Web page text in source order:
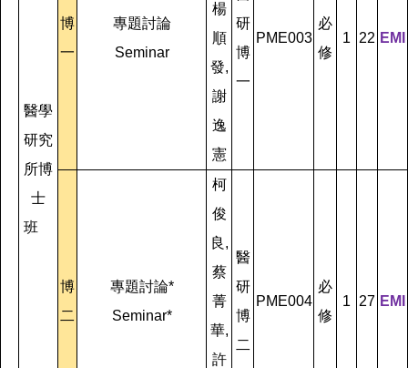
醫學
研究
所博
士
班
博
一
專題討論
Seminar
楊
順
發,
謝
逸
憲
研
博
一
PME003
必
修
1 22 EMI
博
二
專題討論*
Seminar*
柯
俊
良,
蔡
菁
華,
許
醫
研
博
二
PME004
必
修
1 27 EMI